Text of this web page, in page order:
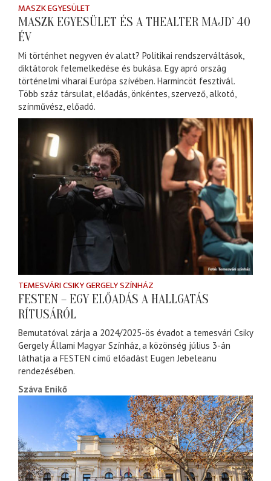
MASZK EGYESÜLET
MASZK EGYESÜLET ÉS A THEALTER MAJD’ 40
ÉV
Mi történhet negyven év alatt? Politikai rendszerváltások,
diktátorok felemelkedése és bukása. Egy apró ország
történelmi viharai Európa szívében. Harmincöt fesztivál.
Több száz társulat, előadás, önkéntes, szervező, alkotó,
színművész, előadó.
TEMESVÁRI CSIKY GERGELY SZÍNHÁZ
FESTEN – EGY ELŐADÁS A HALLGATÁS
RÍTUSÁRÓL
Bemutatóval zárja a 2024/2025-ös évadot a temesvári Csiky
Gergely Állami Magyar Színház, a közönség július 3-án
láthatja a FESTEN című előadást Eugen Jebeleanu
rendezésében.
Száva Enikő